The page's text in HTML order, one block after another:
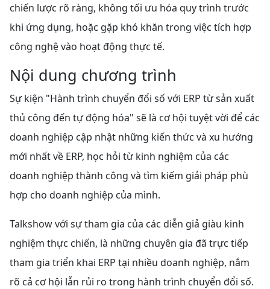
chiến lược rõ ràng, không tối ưu hóa quy trình trước
khi ứng dụng, hoặc gặp khó khăn trong việc tích hợp
công nghệ vào hoạt động thực tế.
Nội dung chương trình
Sự kiện "Hành trình chuyển đổi số với ERP từ sản xuất
thủ công đến tự động hóa" sẽ là cơ hội tuyệt vời để các
doanh nghiệp cập nhật những kiến thức và xu hướng
mới nhất về ERP, học hỏi từ kinh nghiệm của các
doanh nghiệp thành công và tìm kiếm giải pháp phù
hợp cho doanh nghiệp của mình.
Talkshow với sự tham gia của các diễn giả giàu kinh
nghiệm thực chiến, là những chuyên gia đã trực tiếp
tham gia triển khai ERP tại nhiều doanh nghiệp, nắm
rõ cả cơ hội lẫn rủi ro trong hành trình chuyển đổi số.